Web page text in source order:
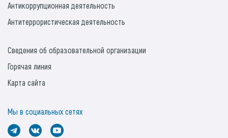
Антикоррупционная деятельность
Антитеррористическая деятельность
Сведения об образовательной организации
Горячая линия
Карта сайта
Мы в социальных сетях